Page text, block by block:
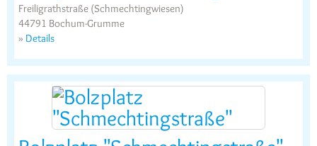
Freiligrathstraße (Schmechtingwiesen)
44791 Bochum-Grumme
» Details